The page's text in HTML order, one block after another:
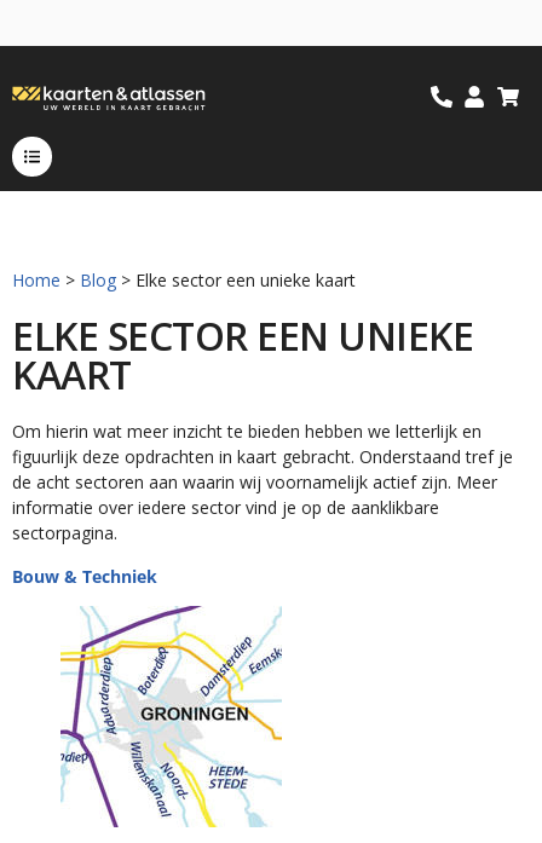
Home > Blog > Elke sector een unieke kaart
ELKE SECTOR EEN UNIEKE
KAART
Om hierin wat meer inzicht te bieden hebben we letterlijk en
figuurlijk deze opdrachten in kaart gebracht. Onderstaand tref je
de acht sectoren aan waarin wij voornamelijk actief zijn. Meer
informatie over iedere sector vind je op de aanklikbare
sectorpagina.
Bouw & Techniek